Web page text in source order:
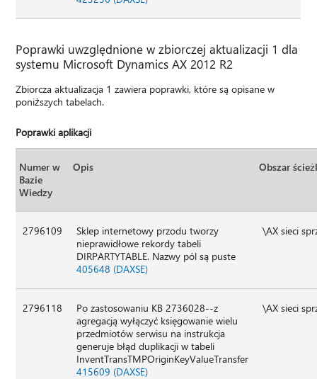
Poprawki uwzględnione w zbiorczej aktualizacji 1 dla
systemu Microsoft Dynamics AX 2012 R2
Zbiorcza aktualizacja 1 zawiera poprawki, które są opisane w
poniższych tabelach.
Poprawki aplikacji
Numer w
Bazie
Wiedzy
Opis Obszar
2796109
Sklep internetowy przodu tworzy
nieprawidłowe rekordy tabeli
DIRPARTYTABLE. Nazwy pól są puste
405648 (DAXSE)
\AX sieci
2796118
Po zastosowaniu KB 2736028--z
agregacją wyłączyć księgowanie wielu
przedmiotów serwisu na instrukcja
generuje błąd duplikacji w tabeli
InventTransTMPOriginKeyValueTransfer
415609 (DAXSE)
\AX sieci